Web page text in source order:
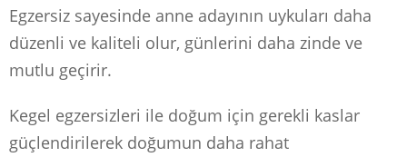
Egzersiz sayesinde anne adayının uykuları daha
düzenli ve kaliteli olur, günlerini daha zinde ve
mutlu geçirir.
Kegel egzersizleri ile doğum için gerekli kaslar
güçlendirilerek doğumun daha rahat